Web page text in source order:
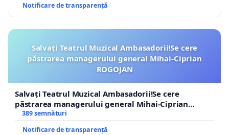
Notificare de transparență
Salvați Teatrul Muzical Ambasadorii!Se cere
păstrarea managerului general Mihai-Ciprian
ROGOJAN
Salvați Teatrul Muzical Ambasadorii!Se cere
păstrarea managerului general Mihai-Ciprian
ROGOJAN
389 semnături
Notificare de transparență